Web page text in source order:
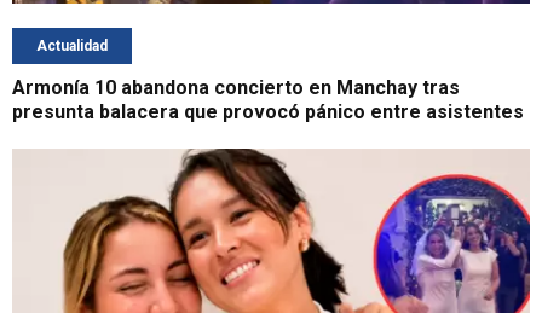
Actualidad
Armonía 10 abandona concierto en Manchay tras
presunta balacera que provocó pánico entre asistentes